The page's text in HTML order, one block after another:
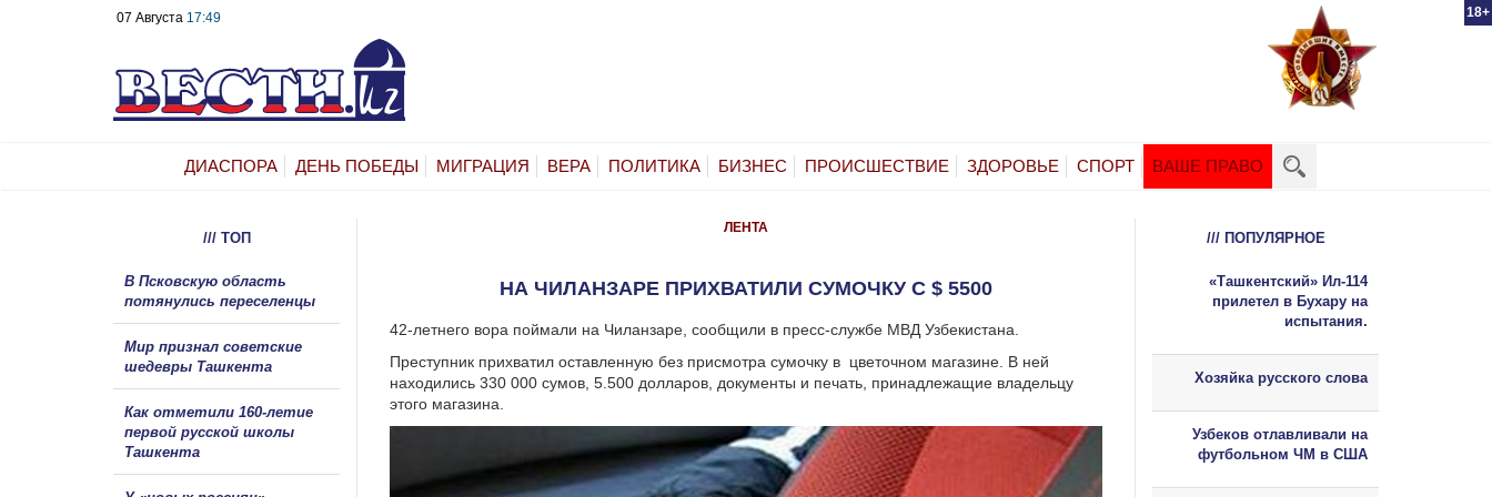
18+
07 Августа 17:49
ДИАСПОРА ДЕНЬ ПОБЕДЫ МИГРАЦИЯ ВЕРА ПОЛИТИКА БИЗНЕС ПРОИСШЕСТВИЕ ЗДОРОВЬЕ СПОРТ ВАШЕ ПРАВО
ЛЕНТА
НА ЧИЛАНЗАРЕ ПРИХВАТИЛИ СУМОЧКУ С $ 5500
42-летнего вора поймали на Чиланзаре, сообщили в пресс-службе МВД Узбекистана.
Преступник прихватил оставленную без присмотра сумочку в цветочном магазине. В ней
находились 330 000 сумов, 5.500 долларов, документы и печать, принадлежащие владельцу
этого магазина.
/// ТОП
В Псковскую область
потянулись переселенцы
Мир признал советские
шедевры Ташкента
Как отметили 160-летие
первой русской школы
Ташкента
/// ПОПУЛЯРНОЕ
«Ташкентский» Ил-114
прилетел в Бухару на
испытания.
Хозяйка русского слова
Узбеков отлавливали на
футбольном ЧМ в США